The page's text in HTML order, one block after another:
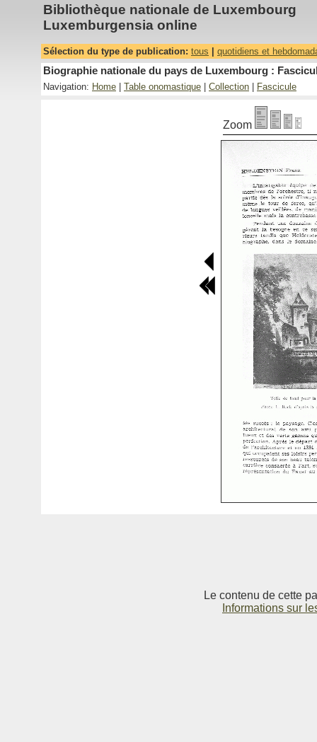
Bibliothèque nationale de Luxembourg
Luxemburgensia online
Sélection du type de publication: tous quotidiens et
Biographie nationale du pays de Luxembourg :
Navigation: Home Table onomastique Collection Fascicule
Zoom
Le contenu de cette
Informations sur